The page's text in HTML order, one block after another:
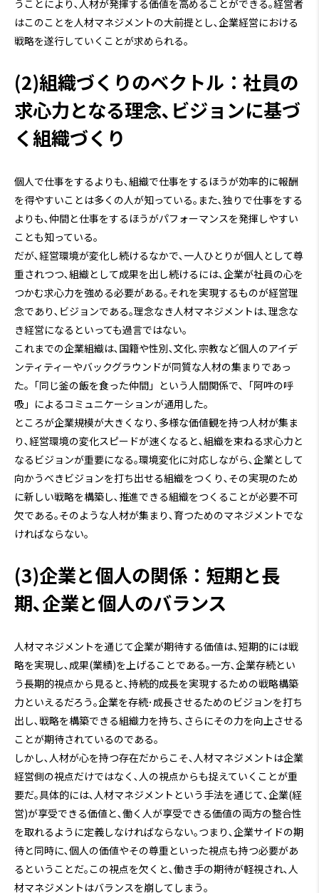
うことにより､人材が発揮する価値を高めることができる｡経営者
はこのことを人材マネジメントの大前提とし､企業経営における
戦略を遂行していくことが求められる｡
(2)組織づくりのベクトル：社員の
求心力となる理念､ビジョンに基づ
く組織づくり
個人で仕事をするよりも､組織で仕事をするほうが効率的に報酬
を得やすいことは多くの人が知っている｡また､独りで仕事をする
よりも､仲間と仕事をするほうがパフォーマンスを発揮しやすい
ことも知っている｡
だが､経営環境が変化し続けるなかで､一人ひとりが個人として尊
重されつつ､組織として成果を出し続けるには､企業が社員の心を
つかむ求心力を強める必要がある｡それを実現するものが経営理
念であり､ビジョンである｡理念なき人材マネジメントは､理念な
き経営になるといっても過言ではない｡
これまでの企業組織は､国籍や性別､文化､宗教など個人のアイデ
ンティティーやバックグラウンドが同質な人材の集まりであっ
た｡「同じ釜の飯を食った仲間」という人間関係で､「阿吽の呼
吸」によるコミュニケーションが通用した｡
ところが企業規模が大きくなり､多様な価値観を持つ人材が集ま
り､経営環境の変化スピードが速くなると､組織を束ねる求心力と
なるビジョンが重要になる｡環境変化に対応しながら､企業として
向かうべきビジョンを打ち出せる組織をつくり､その実現のため
に新しい戦略を構築し､推進できる組織をつくることが必要不可
欠である｡そのような人材が集まり､育つためのマネジメントでな
ければならない｡
(3)企業と個人の関係：短期と長
期､企業と個人のバランス
人材マネジメントを通じて企業が期待する価値は､短期的には戦
略を実現し､成果(業績)を上げることである｡一方､企業存続とい
う長期的視点から見ると､持続的成長を実現するための戦略構築
力といえるだろう｡企業を存続･成長させるためのビジョンを打ち
出し､戦略を構築できる組織力を持ち､さらにその力を向上させる
ことが期待されているのである｡
しかし､人材が心を持つ存在だからこそ､人材マネジメントは企業
経営側の視点だけではなく､人の視点からも捉えていくことが重
要だ｡具体的には､人材マネジメントという手法を通じて､企業(経
営)が享受できる価値と､働く人が享受できる価値の両方の整合性
を取れるように定義しなければならない｡つまり､企業サイドの期
待と同時に､個人の価値やその尊重といった視点も持つ必要があ
るということだ｡この視点を欠くと､働き手の期待が軽視され､人
材マネジメントはバランスを崩してしまう｡